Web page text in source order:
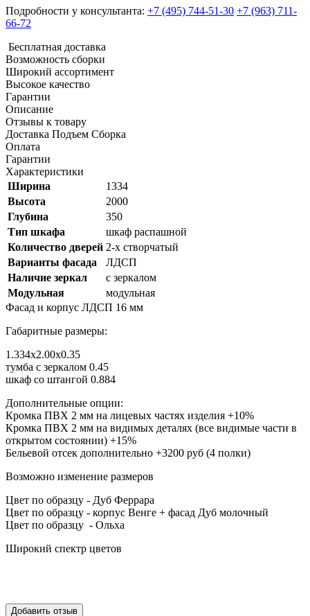
Подробности у консультанта: +7 (495) 744-51-30 +7 (963) 711-
66-72
Бесплатная доставка
Возможность сборки
Широкий ассортимент
Высокое качество
Гарантии
Описание
Отзывы к товару
Доставка Подъем Сборка
Оплата
Гарантии
Характеристики
Ширина
1334
Высота
2000
Глубина
350
Тип шкафа
шкаф распашной
Количество дверей 2-х створчатый
Варианты фасада
ЛДСП
Наличие зеркал
с зеркалом
Модульная
модульная
Фасад и корпус ЛДСП 16 мм
Габаритные размеры:
1.334х2.00х0.35
тумба с зеркалом 0.45
шкаф со штангой 0.884
Дополнительные опции:
Кромка ПВХ 2 мм на лицевых частях изделия +10%
Кромка ПВХ 2 мм на видимых деталях (все видимые части в
открытом состоянии) +15%
Бельевой отсек дополнительно +3200 руб (4 полки)
Возможно изменение размеров
Цвет по образцу - Дуб Феррара
Цвет по образцу - корпус Венге + фасад Дуб молочный
Цвет по образцу - Ольха
Широкий спектр цветов